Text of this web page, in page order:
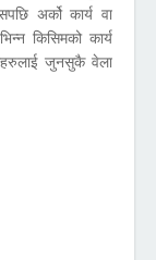
अर्को कार्य वा
किसिमको कार्य
जुनसुकै वेला